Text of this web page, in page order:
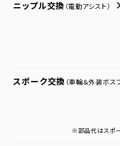
ニップル交換 （電動アシスト）
スポーク交換 （車輪＆外装ボス
※部品代はスポー